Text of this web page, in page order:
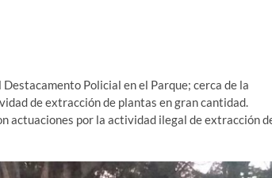
Policial en el Parque; cerca de la
de extracción de plantas en gran cantidad.
actuaciones por la actividad ilegal de extracción